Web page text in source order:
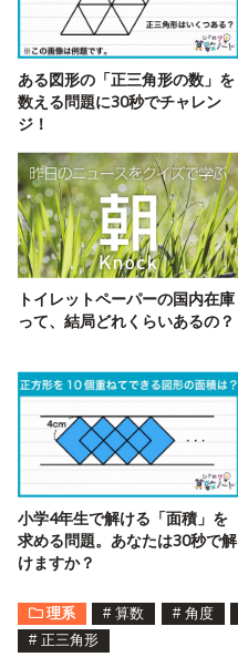
ある図形の「正三角形の数」を
数える問題に30秒でチャレン
ジ！
トイレットペーパーの国内在庫
って、結局どれくらいあるの？
小学4年生で解ける「面積」を
求める問題。あなたは30秒で解
けますか？
理系 # 算数 # 角度
# 正三角形